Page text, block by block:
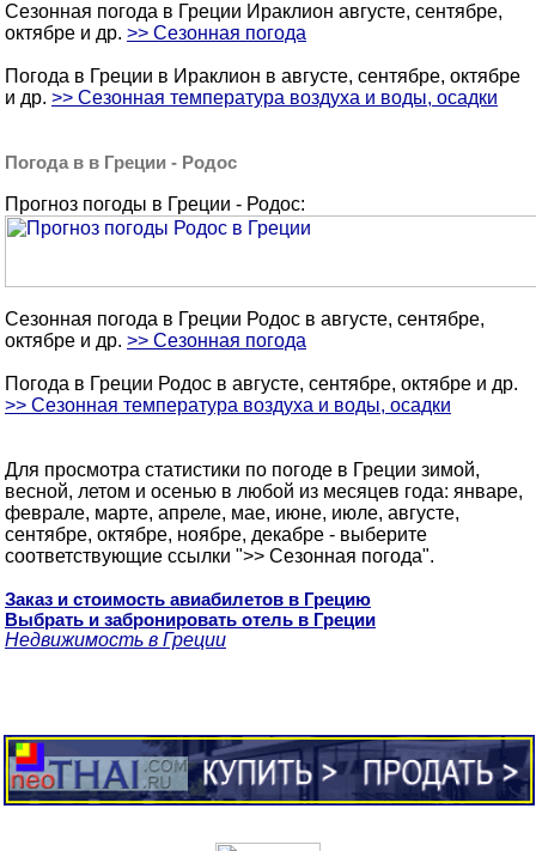
Сезонная погода в Греции Ираклион августе, сентябре,
октябре и др. >> Сезонная погода
Погода в Греции в Ираклион в августе, сентябре, октябре
и др. >> Сезонная температура воздуха и воды, осадки
Погода в в Греции - Родос
Прогноз погоды в Греции - Родос:
Сезонная погода в Греции Родос в августе, сентябре,
октябре и др. >> Сезонная погода
Погода в Греции Родос в августе, сентябре, октябре и др.
>> Сезонная температура воздуха и воды, осадки
Для просмотра статистики по погоде в Греции зимой,
весной, летом и осенью в любой из месяцев года: январе,
феврале, марте, апреле, мае, июне, июле, августе,
сентябре, октябре, ноябре, декабре - выберите
соответствующие ссылки ">> Сезонная погода".
Заказ и стоимость авиабилетов в Грецию
Выбрать и забронировать отель в Греции
Недвижимость в Греции